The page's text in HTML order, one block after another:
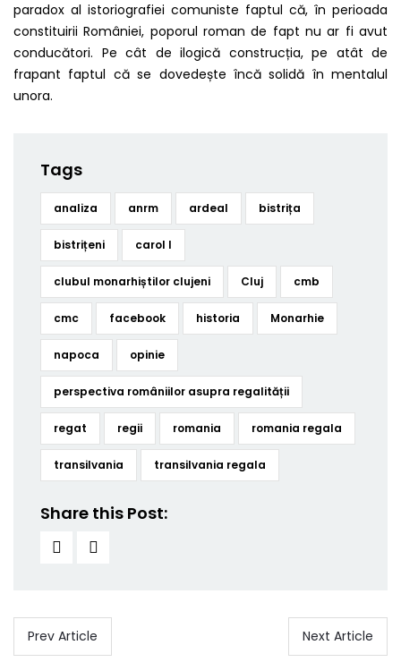
paradox al istoriografiei comuniste faptul că, în perioada
constituirii României, poporul roman de fapt nu ar fi avut
conducători. Pe cât de ilogică construcția, pe atât de
frapant faptul că se dovedește încă solidă în mentalul
unora.
Tags
analiza anrm ardeal bistrița
bistrițeni carol I
clubul monarhiștilor clujeni Cluj cmb
cmc facebook historia Monarhie
napoca opinie
perspectiva româniilor asupra regalității
regat regii romania romania regala
transilvania transilvania regala
Share this Post:
Prev Article Next Article